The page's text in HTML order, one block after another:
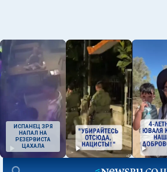
ИСПАНЕЦ ЗРЯ
НАПАЛ НА
РЕЗЕРВИСТА
ЦАХАЛА